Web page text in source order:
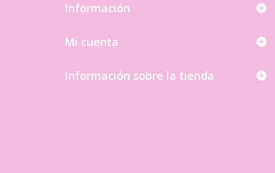
Información
Mi cuenta
Información sobre la tienda